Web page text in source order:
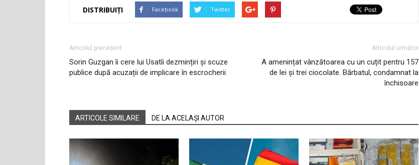
DISTRIBUIȚI Facebook Twitter
Articolul precedent
Sorin Guzgan îi cere lui Usatîi dezmințiri și scuze
publice după acuzații de implicare în escrocherii
Articolul următor
A amenințat vânzătoarea cu un cuțit pentru 157
de lei și trei ciocolate. Bărbatul, condamnat la
închisoare
ARTICOLE SIMILARE DE LA ACELAȘI AUTOR